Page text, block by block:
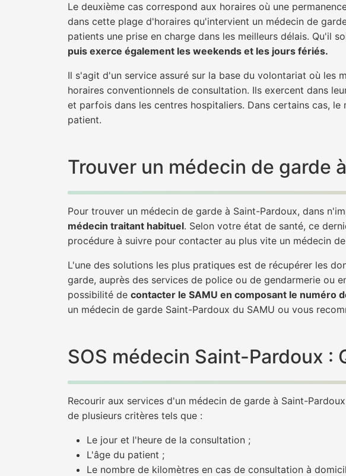
Le deuxième cas correspond aux horaires où une
dans cette plage d'horaires qu'intervient un médecin de
patients une prise en charge dans les meilleurs délais. Qu'il
puis exerce également les weekends et les jours fériés.
Il s'agit d'un service assuré sur la base du volontariat où les
horaires conventionnels de consultation. Ils exercent dans
et parfois dans les centres hospitaliers. Dans certains cas,
patient.
Trouver un médecin de garde
Pour trouver un médecin de garde à Saint-Pardoux, dans
médecin traitant habituel. Selon votre état de santé, ce
procédure à suivre pour contacter au plus vite un médecin
L'une des solutions les plus pratiques est de récupérer les
garde, auprès des services de police ou de gendarmerie ou
possibilité de contacter le SAMU en composant le numéro
un médecin de garde Saint-Pardoux du SAMU ou vous
SOS médecin Saint-Pardoux :
Recourir aux services d'un médecin de garde à Saint-
de plusieurs critères tels que :
Le jour et l'heure de la consultation ;
L'âge du patient ;
Le nombre de kilomètres en cas de consultation à